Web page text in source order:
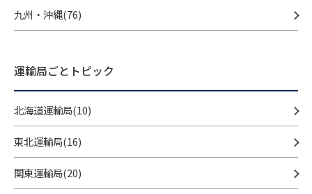
九州・沖縄(76)
運輸局ごとトピック
北海道運輸局(10)
東北運輸局(16)
関東運輸局(20)